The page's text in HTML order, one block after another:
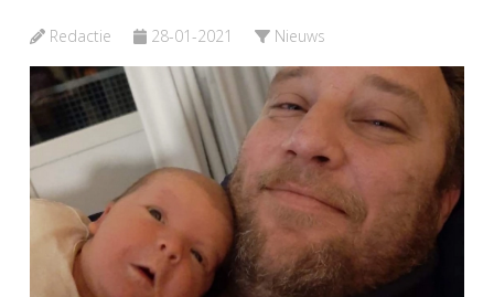
Redactie 28-01-2021 Nieuws